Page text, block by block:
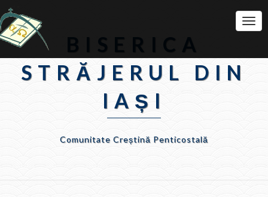
BISERICA
STRĂJERUL DIN
IAȘI
Comunitate Creștină Penticostală